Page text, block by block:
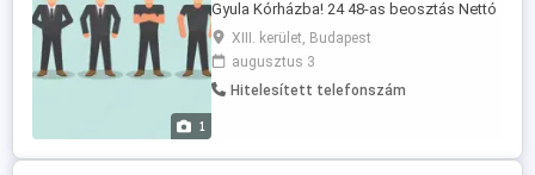
1
Gyula Kórházba! 24 48-as beosztás Nettó
378.000 Ft hó Stabil, hosszútávú
munkalehetőség Elvárás: érvényes
vagyonőri igazolvány és megbízható
munkavégzés. Jelentkezés: fényképes
XIII. kerület, Budapest
augusztus 3
Hitelesített telefonszám